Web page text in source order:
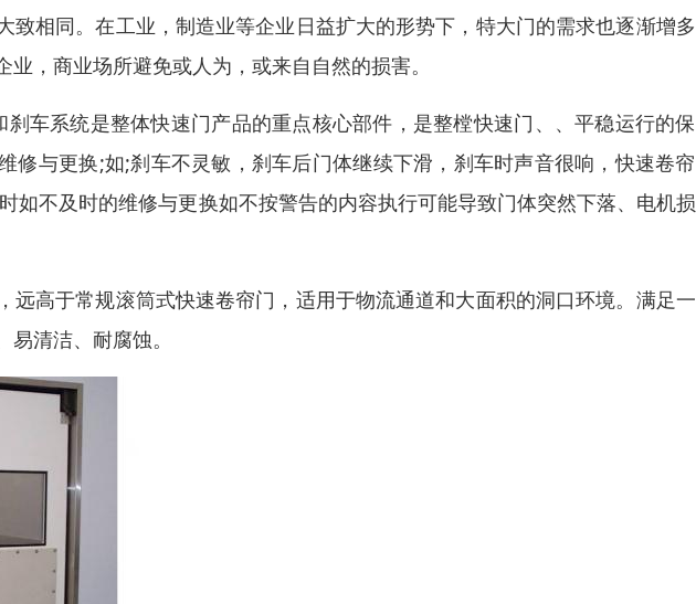
致相同。在工业，制造业等企业日益扩大的形势下，特大门的需求也逐渐增
，商业场所避免或人为，或来自自然的损害。
车系统是整体快速门产品的重点核心部件，是整樘快速门、、平稳运行的
修与更换;如;刹车不灵敏，刹车后门体继续下滑，刹车时声音很响，快速卷
如不及时的维修与更换如不按警告的内容执行可能导致门体突然下落、电机
远高于常规滚筒式快速卷帘门，适用于物流通道和大面积的洞口环境。满足
清洁、耐腐蚀。